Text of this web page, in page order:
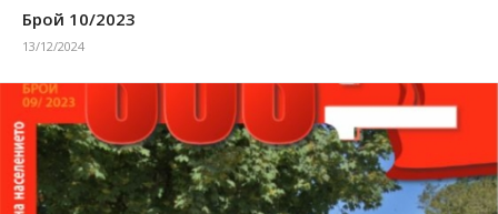
Брой 10/2023
13/12/2024